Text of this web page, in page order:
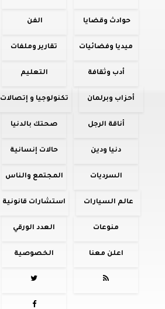
حوادث وقضايا الفن
ميديا وفضائيات تقارير وملفات
أدب وثقافة التعليم
أحزاب وبرلمان تكنولوجيا و إتصالات
أناقة الرجل صحتك بالدنيا
دنيا ودين حالات إنسانية
السرديات المجتمع والناس
عالم السيارات استشارات قانونية
منوعات العدد الورقي
اعلن معنا الخصوصية


